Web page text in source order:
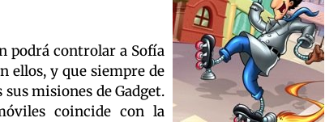
podrá controlar a Sofía
ellos, y que siempre de
misiones de Gadget.
coincide con la